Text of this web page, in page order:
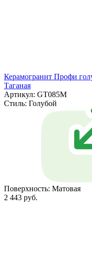
Керамогранит Профи
Таганая
Артикул: GT085M
Стиль: Голубой
Поверхность: Матовая
2 443 руб.